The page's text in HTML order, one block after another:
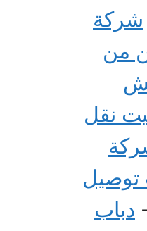
شركة
من
نقل
توصيل
دباب